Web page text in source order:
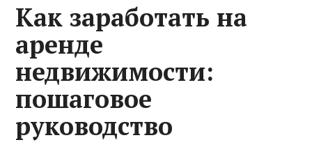
Как заработать на
аренде
недвижимости:
пошаговое
руководство